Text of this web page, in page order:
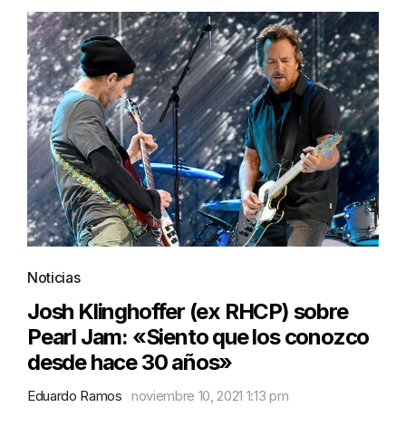
Noticias
Josh Klinghoffer (ex RHCP) sobre
Pearl Jam: «Siento que los conozco
desde hace 30 años»
Eduardo Ramos noviembre 10, 2021 1:13 pm